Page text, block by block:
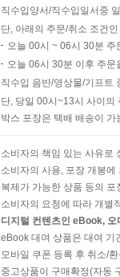
직수입양서/직수입일서중
단, 아래의 주문/취소 조건
오늘 00시 ~ 06시 30분
오늘 06시 30분 이후 주
직수입 음반/영상물/기프트
단, 당일 00시~13시 사이의
박스 포장은 택배 배송이
소비자의 책임 있는 사유로
소비자의 사용, 포장 개봉
복제가 가능한 상품 등의
소비자의 요청에 따라 개별
디지털 컨텐츠인 eBook,
eBook 대여 상품은 대여 기
모바일 쿠폰 등록 후 취소/
중고상품이 구매확정(자동